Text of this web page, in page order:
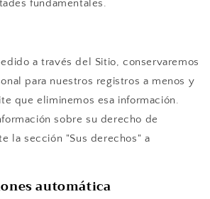
fundamentales.
a través del Sitio, conservaremos
para nuestros registros a menos y
que eliminemos esa información.
sobre su derecho de
la sección "Sus derechos" a
automática